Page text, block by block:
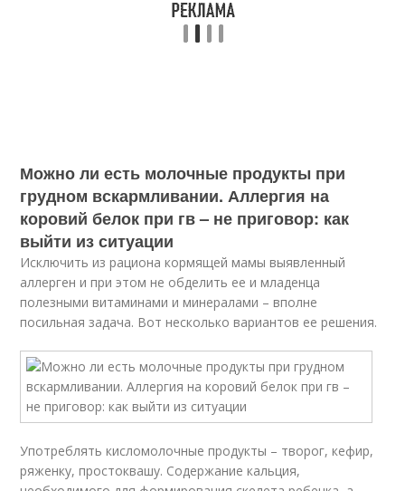
Можно ли есть молочные продукты при
грудном вскармливании. Аллергия на
коровий белок при гв – не приговор: как
выйти из ситуации
Исключить из рациона кормящей мамы выявленный
аллерген и при этом не обделить ее и младенца
полезными витаминами и минералами – вполне
посильная задача. Вот несколько вариантов ее решения.
Употреблять кисломолочные продукты – творог, кефир,
ряженку, простоквашу. Содержание кальция,